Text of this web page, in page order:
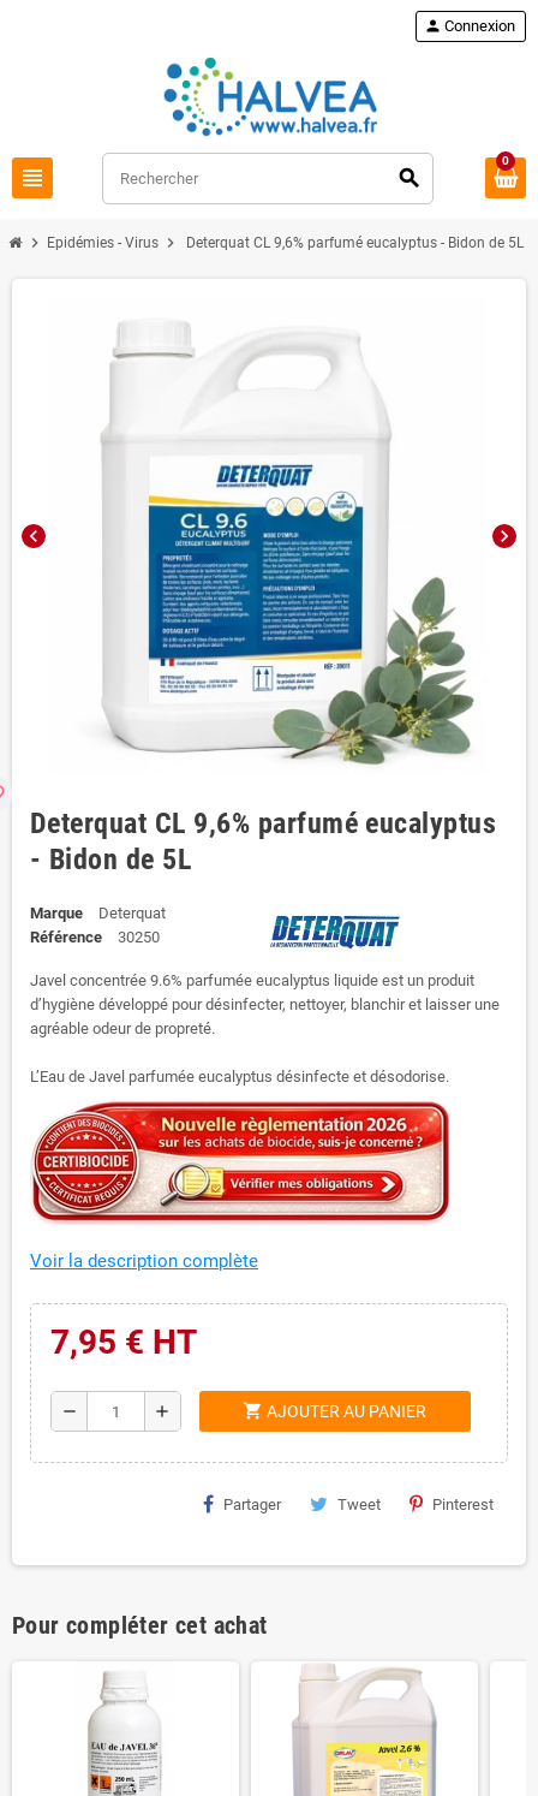
view_headline search
person Connexion
0
chevron_right Epidémies - Virus chevron_right Deterquat CL 9,6% parfumé eucalyptus - Bidon de 5L
chevron_left chevron_right
Deterquat CL 9,6% parfumé eucalyptus
- Bidon de 5L
Marque
Deterquat
Référence
30250
Javel concentrée 9.6% parfumée eucalyptus liquide est un produit
d’hygiène développé pour désinfecter, nettoyer, blanchir et laisser une
agréable odeur de propreté.
L’Eau de Javel parfumée eucalyptus désinfecte et désodorise.
Voir la description complète
7,95 € HT
remove add shopping_cart AJOUTER AU PANIER
Partager Tweet Pinterest
Pour compléter cet achat